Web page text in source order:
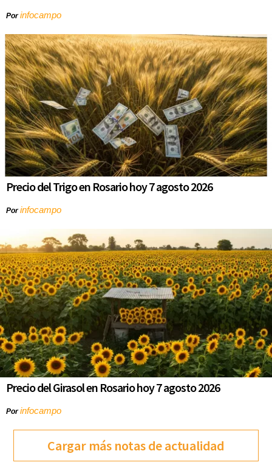
Porinfocampo
Precio del Trigo en Rosario hoy 7 agosto 2026
Porinfocampo
Precio del Girasol en Rosario hoy 7 agosto 2026
Porinfocampo
Cargar más notas de actualidad